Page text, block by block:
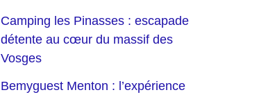
Camping les Pinasses : escapade
détente au cœur du massif des
Vosges
Bemyguest Menton : l’expérience